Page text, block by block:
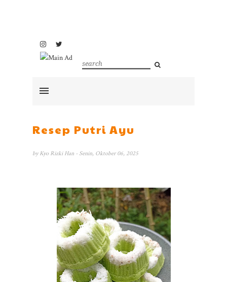
Resep Putri Ayu
by Kyo Rizki Han - Senin, Oktober 06, 2025